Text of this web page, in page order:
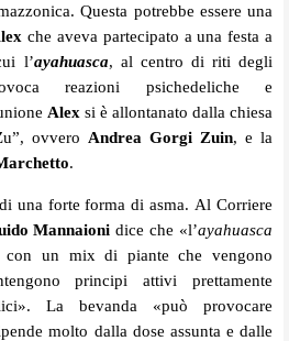
Questa potrebbe essere una
che aveva partecipato a una festa a
l’ayahuasca, al centro di riti degli
reazioni psichedeliche e
Alex si è allontanato dalla chiesa
ovvero Andrea Gorgi Zuin, e la
.
una forte forma di asma. Al Corriere
Mannaioni dice che «l’ayahuasca
con un mix di piante che vengono
principi attivi prettamente
La bevanda «può provocare
molto dalla dose assunta e dalle